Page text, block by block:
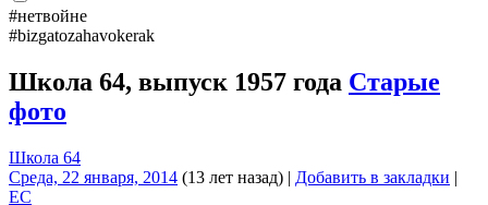
#нетвойне
#bizgatozahavokerak
Школа 64, выпуск 1957 года Старые
фото
Школа 64
Среда, 22 января, 2014 (13 лет назад) | Добавить в закладки |
EC